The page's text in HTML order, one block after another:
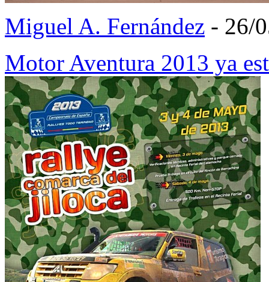
Miguel A. Fernández - 26/
Motor Aventura 2013 ya